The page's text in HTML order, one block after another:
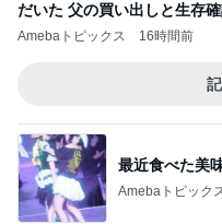
だいた 父の買い出しと生存
Amebaトピックス 16時間前
最近食べた美
Amebaトピック